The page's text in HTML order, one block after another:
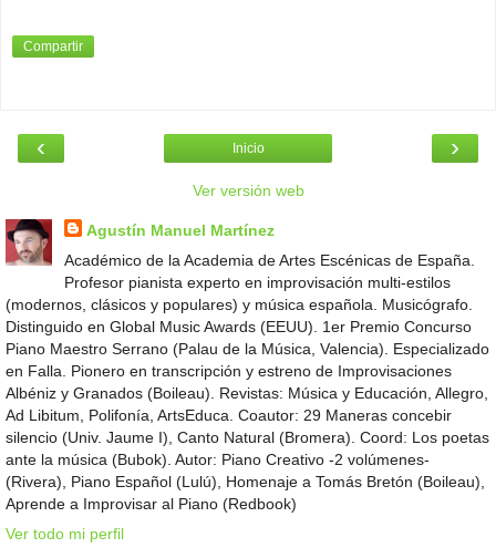
Compartir
‹ ›
Inicio
Ver versión web
Agustín Manuel Martínez
Académico de la Academia de Artes Escénicas de España.
Profesor pianista experto en improvisación multi-estilos
(modernos, clásicos y populares) y música española. Musicógrafo.
Distinguido en Global Music Awards (EEUU). 1er Premio Concurso
Piano Maestro Serrano (Palau de la Música, Valencia). Especializado
en Falla. Pionero en transcripción y estreno de Improvisaciones
Albéniz y Granados (Boileau). Revistas: Música y Educación, Allegro,
Ad Libitum, Polifonía, ArtsEduca. Coautor: 29 Maneras concebir
silencio (Univ. Jaume I), Canto Natural (Bromera). Coord: Los poetas
ante la música (Bubok). Autor: Piano Creativo -2 volúmenes-
(Rivera), Piano Español (Lulú), Homenaje a Tomás Bretón (Boileau),
Aprende a Improvisar al Piano (Redbook)
Ver todo mi perfil